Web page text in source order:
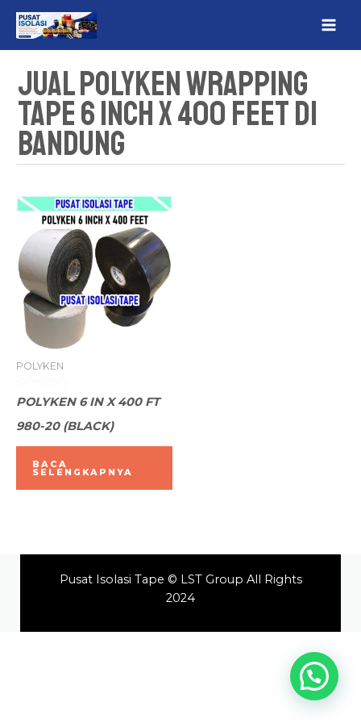
Jual Polyken Wrapping
Tape 6 Inch x 400 Feet Di
Bandung
POLYKEN
Dinilai
0
5
POLYKEN 6 IN X 400 FT
980-20 (BLACK)
BACA
SELENGKAPNYA
Pusat Isolasi Tape © LST Group All Rights
2024